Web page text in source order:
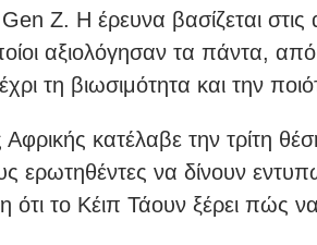
Ζ. Η έρευνα βασίζεται
αξιολόγησαν τα πάντα, από
τη βιωσιμότητα και την
κατέλαβε την τρίτη
ερωτηθέντες να δίνουν
ότι το Κέιπ Τάουν ξέρει πώς